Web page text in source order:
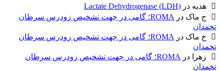
هدیه در Lactate Dehydrogenase (LDH)
ح ماک در
ROMA؛ گامی در جهت تشخیص زودرس سرطان
تخمدان
ح ماک در
ROMA؛ گامی در جهت تشخیص زودرس سرطان
تخمدان
زهرا
در
ROMA؛ گامی در جهت تشخیص زودرس سرطان
تخمدان